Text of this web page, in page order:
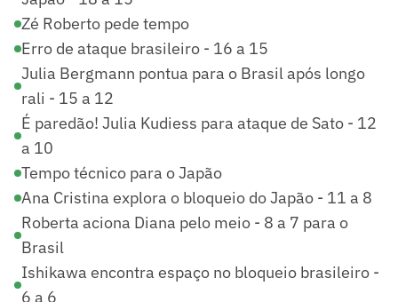
Zé Roberto pede tempo
Erro de ataque brasileiro - 16 a 15
Julia Bergmann pontua para o Brasil após longo
rali - 15 a 12
É paredão! Julia Kudiess para ataque de Sato - 12
a 10
Tempo técnico para o Japão
Ana Cristina explora o bloqueio do Japão - 11 a 8
Roberta aciona Diana pelo meio - 8 a 7 para o
Brasil
Ishikawa encontra espaço no bloqueio brasileiro -
6 a 6